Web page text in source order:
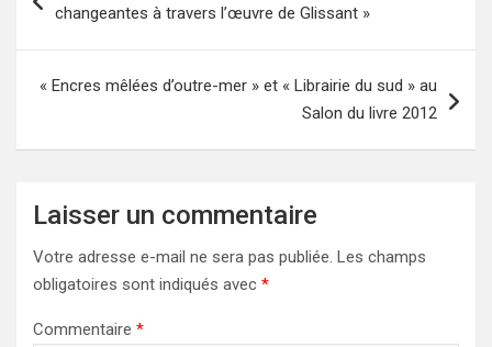
changeantes à travers l’œuvre de Glissant »
« Encres mêlées d’outre-mer » et « Librairie du sud » au
Salon du livre 2012
Laisser un commentaire
Votre adresse e-mail ne sera pas publiée. Les champs
obligatoires sont indiqués avec *
Commentaire *